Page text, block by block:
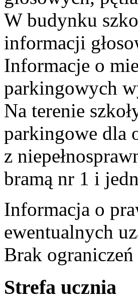
W budynku
informacji
Informacje o
parkingowych
Na terenie
parkingowe dla
z
bramą nr 1 i
Informacja o
ewentualnych
Brak
Strefa ucznia